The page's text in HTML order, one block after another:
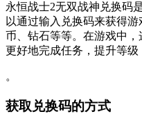
永恒战士2无双战神兑换码
以通过输入兑换码来获得
币、钻石等等。在游戏中
更好地完成任务，提升等级
。
获取兑换码的方式